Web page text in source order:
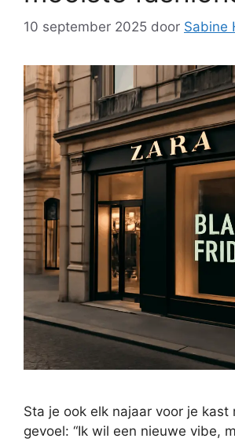
10 september 2025 door Sabine
Sta je ook elk najaar voor je kast
gevoel: “Ik wil een nieuwe vibe,